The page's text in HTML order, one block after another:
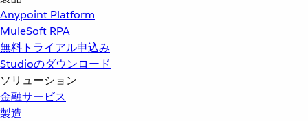
Anypoint Platform
MuleSoft RPA
無料トライアル申込み
Studioのダウンロード
ソリューション
金融サービス
製造